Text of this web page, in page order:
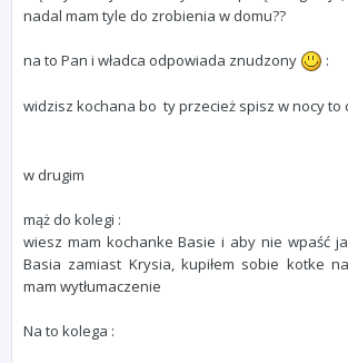
nadal mam tyle do zrobienia w domu??
na to Pan i władca odpowiada znudzony :
widzisz kochana bo ty przecież spisz w nocy to
w drugim
mąż do kolegi :
wiesz mam kochanke Basie i aby nie wpaść
Basia zamiast Krysia, kupiłem sobie kotke
mam wytłumaczenie
Na to kolega :